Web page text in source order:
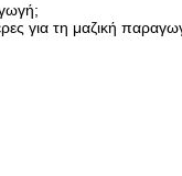
για τη μαζική